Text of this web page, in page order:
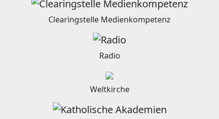
Clearingstelle Medienkompetenz
Radio
Weltkirche